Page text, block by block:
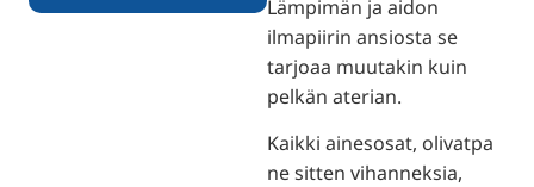
Lämpimän ja aidon
ilmapiirin ansiosta se
tarjoaa muutakin kuin
pelkän aterian.
Kaikki ainesosat, olivatpa
ne sitten vihanneksia,